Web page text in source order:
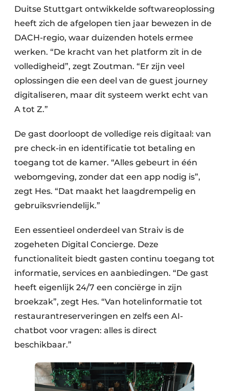
Duitse Stuttgart ontwikkelde softwareoplossing
heeft zich de afgelopen tien jaar bewezen in de
DACH-regio, waar duizenden hotels ermee
werken. “De kracht van het platform zit in de
volledigheid”, zegt Zoutman. “Er zijn veel
oplossingen die een deel van de guest journey
digitaliseren, maar dit systeem werkt echt van
A tot Z.”
De gast doorloopt de volledige reis digitaal: van
pre check-in en identificatie tot betaling en
toegang tot de kamer. “Alles gebeurt in één
webomgeving, zonder dat een app nodig is”,
zegt Hes. “Dat maakt het laagdrempelig en
gebruiksvriendelijk.”
Een essentieel onderdeel van Straiv is de
zogeheten Digital Concierge. Deze
functionaliteit biedt gasten continu toegang tot
informatie, services en aanbiedingen. “De gast
heeft eigenlijk 24/7 een conciërge in zijn
broekzak”, zegt Hes. “Van hotelinformatie tot
restaurantreserveringen en zelfs een AI-
chatbot voor vragen: alles is direct
beschikbaar.”